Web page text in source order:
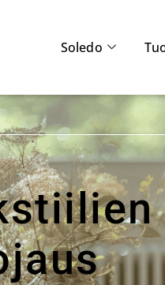
Soledo